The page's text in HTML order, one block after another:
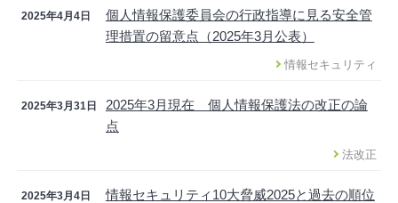
2025年4月4日
個人情報保護委員会の行政指導に見る安全管
理措置の留意点（2025年3月公表）
情報セキュリティ
2025年3月31日
2025年3月現在 個人情報保護法の改正の論
点
法改正
2025年3月4日
情報セキュリティ10大脅威2025と過去の順位